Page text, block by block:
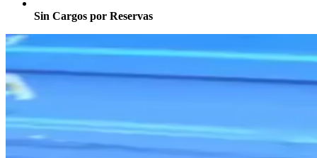
Sin Cargos por Reservas